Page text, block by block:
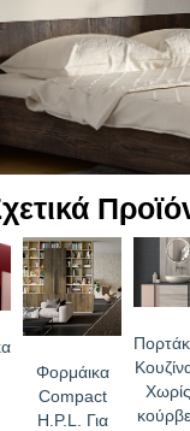
εύκολου
υγιεινή
στον αποχρωματισμό
στα χημικά
υφή και αφή
Φορμάικα
Compact
H.P.L. Για
Χωρίς